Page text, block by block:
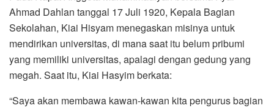
Ahmad Dahlan tanggal 17 Juli 1920, Kepala Bagian
Sekolahan, Kiai Hisyam menegaskan misinya untuk
mendirikan universitas, di mana saat itu belum pribumi
yang memiliki universitas, apalagi dengan gedung yang
megah. Saat itu, Kiai Hasyim berkata:
“Saya akan membawa kawan-kawan kita pengurus bagian